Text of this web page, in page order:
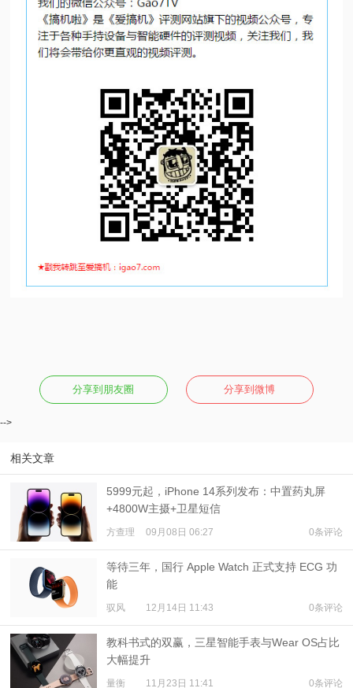
分享到朋友圈 分享到微博
-->
相关文章
5999元起，iPhone 14系列发布：中置药丸屏
+4800W主摄+卫星短信
方查理 09月08日 06:27 0条评论
等待三年，国行 Apple Watch 正式支持 ECG 功
能
驭风 12月14日 11:43 0条评论
教科书式的双赢，三星智能手表与Wear OS占比
大幅提升
量衡 11月23日 11:41 0条评论